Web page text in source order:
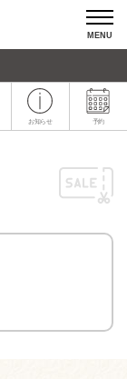
MENU
お知らせ 予約